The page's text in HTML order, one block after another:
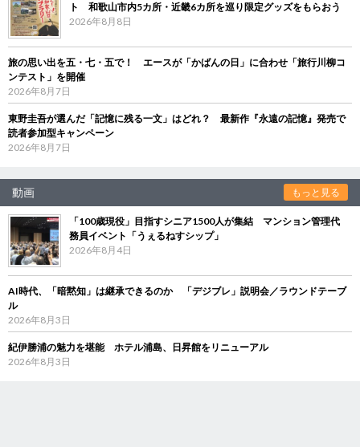
ト 和歌山市内5カ所・近畿6カ所を巡り限定グッズをもらおう
2026年8月8日
旅の思い出を五・七・五で！ エースが「かばんの日」に合わせ「旅行川柳コ
ンテスト」を開催
2026年8月7日
東野圭吾が選んだ「記憶に残る一文」はどれ？ 最新作『永遠の記憶』発売で
読者参加型キャンペーン
2026年8月7日
動画 もっと見る
「100歳現役」目指すシニア1500人が集結 マンション管理代
務員イベント「うぇるねすシップ」
2026年8月4日
AI時代、「暗黙知」は継承できるのか 「デジブレ」説明会／ラウンドテーブ
ル
2026年8月3日
紀伊勝浦の魅力を堪能 ホテル浦島、日昇館をリニューアル
2026年8月3日